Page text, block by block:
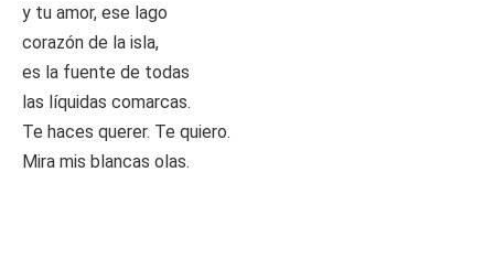
y tu amor, ese lago
corazón de la isla,
es la fuente de todas
las líquidas comarcas.
Te haces querer. Te quiero.
Mira mis blancas olas.